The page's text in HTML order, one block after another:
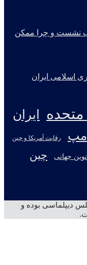
نشست و چرا ممکن
اسلامی ایران
متحده ایران
رقابت آمریکا و چین
جهانی چین
دیپلماسی بوده و